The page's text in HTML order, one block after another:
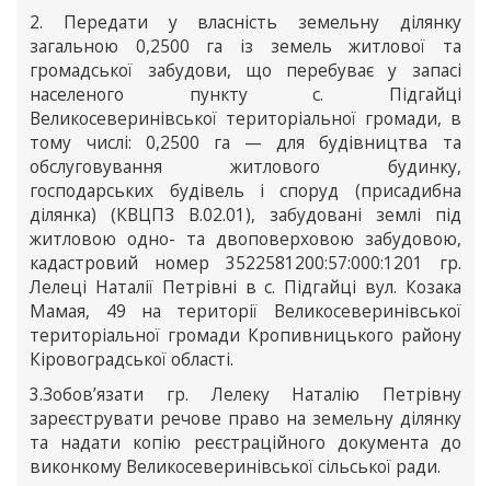
2. Передати у власність земельну ділянку
загальною 0,2500 га із земель житлової та
громадської забудови, що перебуває у запасі
населеного пункту с. Підгайці
Великосеверинівської територіальної громади, в
тому числі: 0,2500 га — для будівництва та
обслуговування житлового будинку,
господарських будівель і споруд (присадибна
ділянка) (КВЦПЗ В.02.01), забудовані землі під
житловою одно- та двоповерховою забудовою,
кадастровий номер 3522581200:57:000:1201 гр.
Лелеці Наталії Петрівні в с. Підгайці вул. Козака
Мамая, 49 на території Великосеверинівської
територіальної громади Кропивницького району
Кіровоградської області.
3.Зобов’язати гр. Лелеку Наталію Петрівну
зареєструвати речове право на земельну ділянку
та надати копію реєстраційного документа до
виконкому Великосеверинівської сільської ради.